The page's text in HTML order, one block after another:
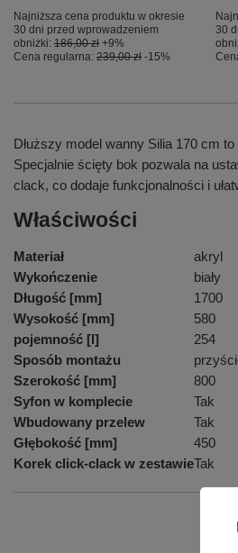
Najniższa cena produktu w okresie
30 dni przed wprowadzeniem
obniżki: 186,00 zł +9%
Cena regularna: 239,00 zł -15%
30
Dłuższy model wanny Silia 170 cm
Specjalnie ścięty bok pozwala na
clack, co dodaje funkcjonalności i
Właściwości
Materiał
akryl
Wykończenie
biały
Długość [mm]
1700
Wysokość [mm]
580
pojemność [l]
254
Sposób montażu
Szerokość [mm]
800
Syfon w komplecie
Tak
Wbudowany przelew
Tak
Głębokość [mm]
450
Korek click-clack w zestawieTak